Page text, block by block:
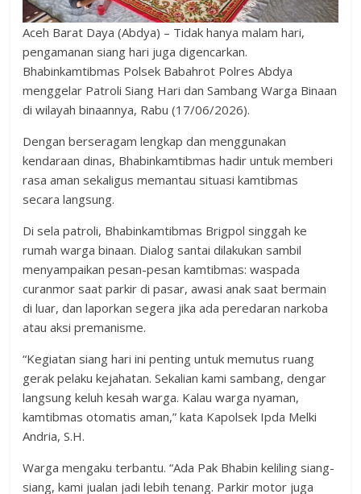
Aceh Barat Daya (Abdya) – Tidak hanya malam hari,
pengamanan siang hari juga digencarkan.
Bhabinkamtibmas Polsek Babahrot Polres Abdya
menggelar Patroli Siang Hari dan Sambang Warga Binaan
di wilayah binaannya, Rabu (17/06/2026).
Dengan berseragam lengkap dan menggunakan
kendaraan dinas, Bhabinkamtibmas hadir untuk memberi
rasa aman sekaligus memantau situasi kamtibmas
secara langsung.
Di sela patroli, Bhabinkamtibmas Brigpol singgah ke
rumah warga binaan. Dialog santai dilakukan sambil
menyampaikan pesan-pesan kamtibmas: waspada
curanmor saat parkir di pasar, awasi anak saat bermain
di luar, dan laporkan segera jika ada peredaran narkoba
atau aksi premanisme.
“Kegiatan siang hari ini penting untuk memutus ruang
gerak pelaku kejahatan. Sekalian kami sambang, dengar
langsung keluh kesah warga. Kalau warga nyaman,
kamtibmas otomatis aman,” kata Kapolsek Ipda Melki
Andria, S.H.
Warga mengaku terbantu. “Ada Pak Bhabin keliling siang-
siang, kami jualan jadi lebih tenang. Parkir motor juga